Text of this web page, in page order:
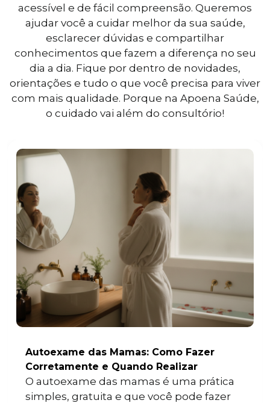
acessível e de fácil compreensão. Queremos
ajudar você a cuidar melhor da sua saúde,
esclarecer dúvidas e compartilhar
conhecimentos que fazem a diferença no seu
dia a dia. Fique por dentro de novidades,
orientações e tudo o que você precisa para viver
com mais qualidade. Porque na Apoena Saúde,
o cuidado vai além do consultório!
Autoexame das Mamas: Como Fazer
Corretamente e Quando Realizar
O autoexame das mamas é uma prática
simples, gratuita e que você pode fazer